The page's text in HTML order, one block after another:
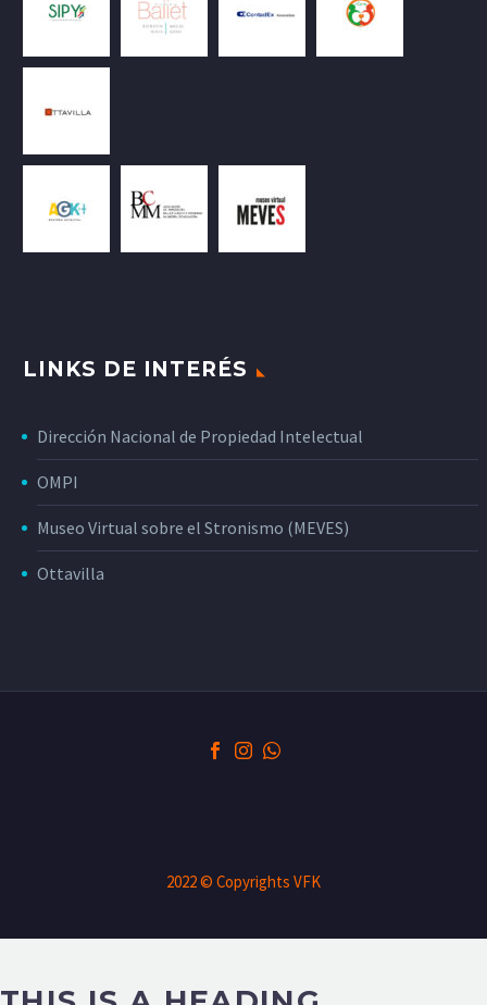
LINKS DE INTERÉS
Dirección Nacional de Propiedad Intelectual
OMPI
Museo Virtual sobre el Stronismo (MEVES)
Ottavilla
2022 © Copyrights VFK